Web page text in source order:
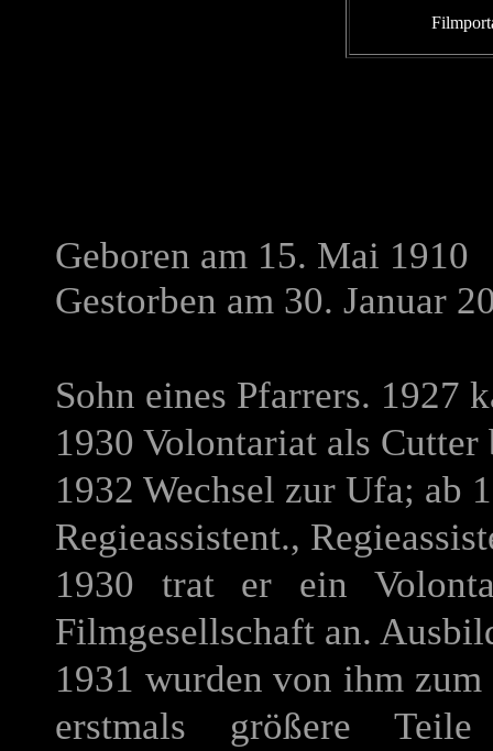
Geboren am 15. Mai 1910
Gestorben am 30. Januar
Sohn eines Pfarrers. 1927
1930 Volontariat als
1932 Wechsel zur Ufa; ab
Regieassistent.,
1930 trat er ein
Filmgesellschaft an.
1931 wurden von ihm
erstmals größere